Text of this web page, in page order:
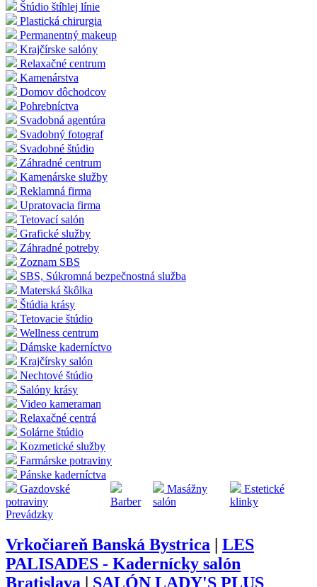
Štúdio štíhlej línie
Plastická chirurgia
Permanentný makeup
Krajčírske salóny
Relaxačné centrum
Kamenárstva
Domov dôchodcov
Pohrebníctva
Svadobná agentúra
Svadobný fotograf
Svadobné štúdio
Záhradné centrum
Kamenárske služby
Reklamná firma
Upratovacia firma
Tetovací salón
Grafické služby
Záhradné potreby
Zoznam SBS
SBS, Súkromná bezpečnostná služba
Materská škôlka
Štúdia krásy
Tetovacie štúdio
Wellness centrum
Dámske kaderníctvo
Krajčírsky salón
Nechtové štúdio
Salóny krásy
Video kameraman
Relaxačné centrá
Solárne štúdio
Kozmetické služby
Farmárske potraviny
Pánske kaderníctva
Gazdovské
potraviny
Barber
Masážny
salón
Estetické
klinky
Prevádzky
Vrkočiareň Banská Bystrica
LES
PALISADES - Kadernícky salón
Bratislava
SALÓN LADY'S PLUS